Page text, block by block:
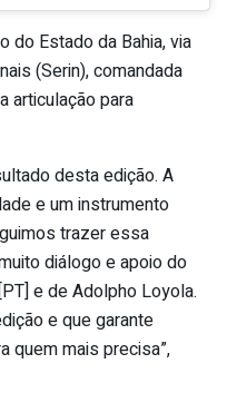
do Estado da Bahia, via
(Serin), comandada
articulação para
desta edição. A
e um instrumento
trazer essa
diálogo e apoio do
e de Adolpho Loyola.
e que garante
quem mais precisa”,